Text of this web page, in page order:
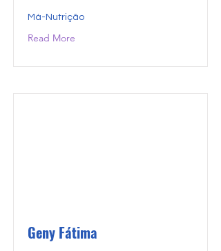
Má-Nutrição
Read More
Geny Fátima